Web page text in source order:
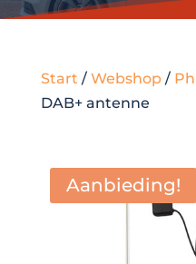
Start / Webshop/
DAB+ antenne
Aanbieding!